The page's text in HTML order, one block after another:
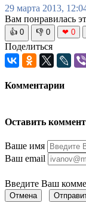
29 марта 2013,
Вам понравилась
👍 0 👎 0 ❤ 0
Поделиться
Комментарии
Оставить
Ваше имя
Ваш email
Введите Ваш
Отмена